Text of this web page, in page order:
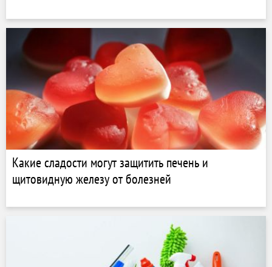
Какие сладости могут защитить печень и
щитовидную железу от болезней